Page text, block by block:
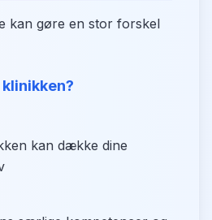
kan gøre en stor forskel
kan dække dine